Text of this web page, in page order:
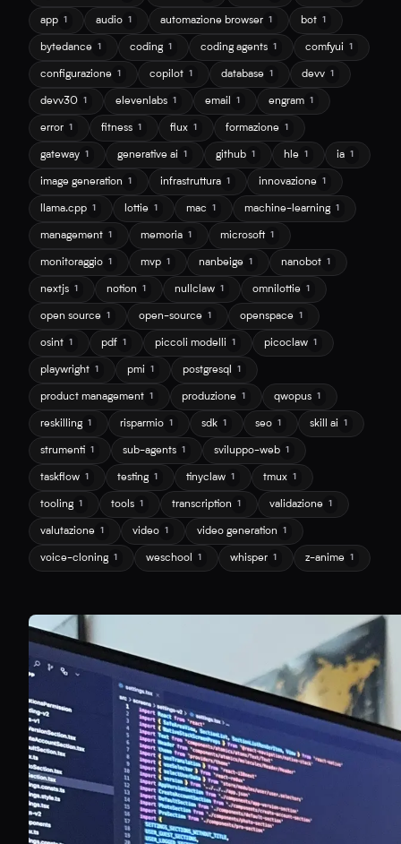
app 1 audio 1 automazione browser 1 bot 1
bytedance 1 coding 1 coding agents 1 comfyui 1
configurazione 1 copilot 1 database 1 devv 1
devv30 1 elevenlabs 1 email 1 engram 1
error 1 fitness 1 flux 1 formazione 1
gateway 1 generative ai 1 github 1 hle 1 ia 1
image generation 1 infrastruttura 1 innovazione 1
llama.cpp 1 lottie 1 mac 1 machine-learning 1
management 1 memoria 1 microsoft 1
monitoraggio 1 mvp 1 nanbeige 1 nanobot 1
nextjs 1 notion 1 nullclaw 1 omnilottie 1
open source 1 open-source 1 openspace 1
osint 1 pdf 1 piccoli modelli 1 picoclaw 1
playwright 1 pmi 1 postgresql 1
product management 1 produzione 1 qwopus 1
reskilling 1 risparmio 1 sdk 1 seo 1 skill ai 1
strumenti 1 sub-agents 1 sviluppo-web 1
taskflow 1 testing 1 tinyclaw 1 tmux 1
tooling 1 tools 1 transcription 1 validazione 1
valutazione 1 video 1 video generation 1
voice-cloning 1 weschool 1 whisper 1 z-anime 1